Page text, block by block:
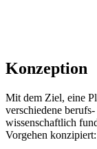
Konzeption
Mit dem Ziel, eine
verschiedene
wissenschaftlich
Vorgehen konzipiert: